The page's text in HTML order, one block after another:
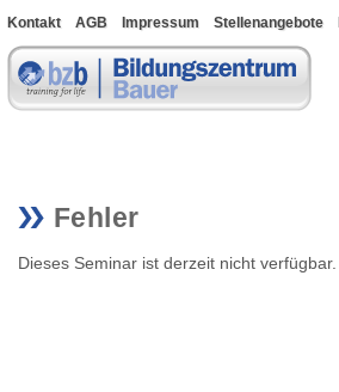
Kontakt AGB Impressum Stellenangebote
Bewerberportal
Fehler
Dieses Seminar ist derzeit nicht verfügbar.